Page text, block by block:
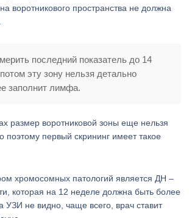
воротникового пространства не должна
последний показатель до 14
эту зону нельзя детально
заполнит лимфа.
размер воротниковой зоны еще нельзя
поэтому первый скрининг имеет такое
хромосомных патологий является ДН –
которая на 12 неделе должна быть более
УЗИ не видно, чаще всего, врач ставит